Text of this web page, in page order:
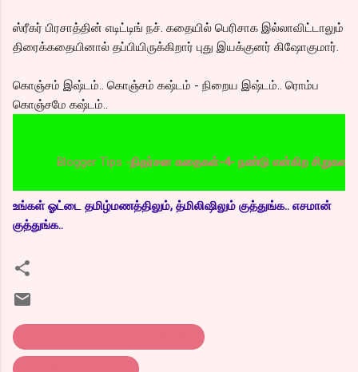
ஸ்ரீகர் பிரசாத்தின் எடிட்டிங் நச். கதையில் பெரிசாக இல்லாவிட்டாலும்
திரைக்கதையினால் தப்பியிருக்கிறார் புது இயக்குனர் கிஷோகுமார்.
கொஞ்சம் இஷ்டம்.. கொஞ்சம் கஷ்டம் - நிறைய இஷ்டம்.. ரொம்ப
கொஞ்சமே கஷ்டம்..
Blogger Tips -நிதர்சன கதைகள்-4- நண்டு என்கிற சிறுகதை/span>
உங்கள் ஓட்டை தமிழ்மணத்திலும், த்மிலிஷிலும் குத்துங்க.. எசமான்
குத்துங்க..